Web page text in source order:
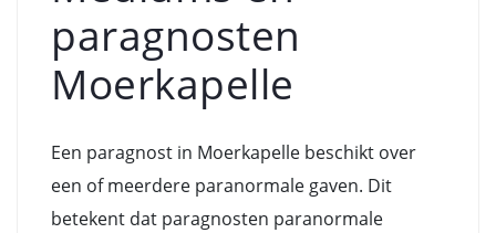
paragnosten
Moerkapelle
Een paragnost in Moerkapelle beschikt over
een of meerdere paranormale gaven. Dit
betekent dat paragnosten paranormale